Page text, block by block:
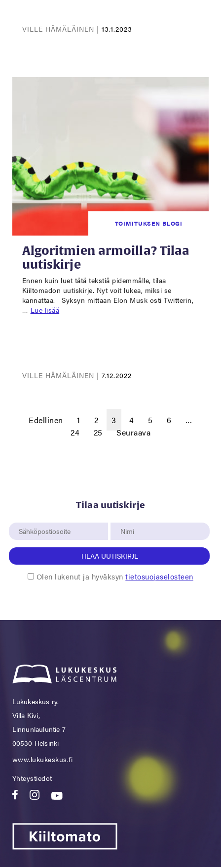
VILLE HÄMÄLÄINEN | 13.1.2023
TOIMITUKSEN BLOGI
Algoritmien armoilla? Tilaa
uutiskirje
Ennen kuin luet tätä tekstiä pidemmälle, tilaa
Kiiltomadon uutiskirje. Nyt voit lukea, miksi se
kannattaa. Syksyn mittaan Elon Musk osti Twitterin,
… Lue lisää
VILLE HÄMÄLÄINEN | 7.12.2022
Edellinen 1 2 3 4 5 6
…
24
25 Seuraava
Tilaa uutiskirje
TILAA UUTISKIRJE
Olen lukenut ja hyväksyntietosuojaselosteen
Lukukeskus ry.
Villa Kivi,
Linnunlauluntie 7
00530 Helsinki
www.lukukeskus.fi
Yhteystiedot